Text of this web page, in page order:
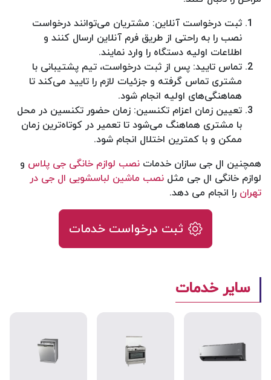
ثبت درخواست آنلاین: مشتریان می‌توانند درخواست
نصب را به راحتی از طریق فرم آنلاین ارسال کنند و
اطلاعات اولیه دستگاه را وارد نمایند.
تماس تایید: پس از ثبت درخواست، تیم پشتیبانی با
مشتری تماس گرفته و جزئیات لازم را تایید می‌کند تا
هماهنگی‌های اولیه انجام شود.
تعیین زمان اعزام تکنسین: زمان حضور تکنسین در محل
با مشتری هماهنگ می‌شود تا تعمیر در کوتاه‌ترین زمان
ممکن و با کمترین اختلال انجام شود.
همچنین ال جی سازان خدمات نصب لوازم خانگی جی پلاس و
لوازم خانگی ال جی مثل نصب ماشین لباسشویی ال جی در
تهران را انجام می دهد.
ثبت درخواست خدمات
سایر خدمات